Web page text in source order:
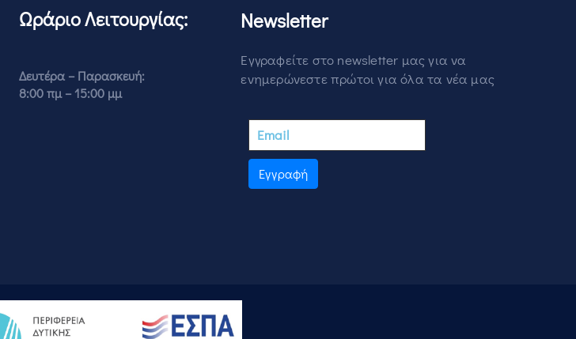
Ωράριο Λειτουργίας:
Δευτέρα – Παρασκευή:
8:00 πμ – 15:00 μμ
Newsletter
Εγγραφείτε στο newsletter μας για να
ενημερώνεστε πρώτοι για όλα τα νέα μας
Εγγραφή